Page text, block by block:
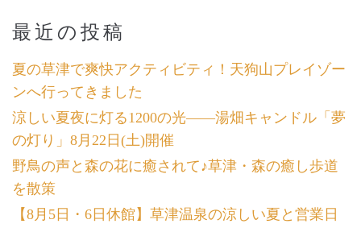
最近の投稿
夏の草津で爽快アクティビティ！天狗山プレイゾー
ンへ行ってきました
涼しい夏夜に灯る1200の光――湯畑キャンドル「夢
の灯り」8月22日(土)開催
野鳥の声と森の花に癒されて♪草津・森の癒し歩道
を散策
【8月5日・6日休館】草津温泉の涼しい夏と営業日